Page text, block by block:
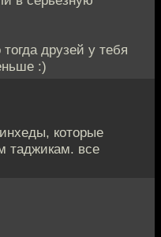
друзей у тебя
:)
которые
таджикам. все